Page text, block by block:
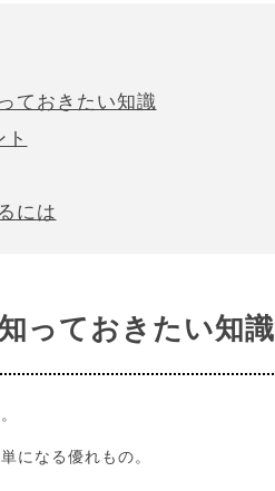
ておきたい知識
には
っておきたい知識
になる優れもの。